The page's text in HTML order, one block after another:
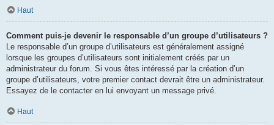
Haut
Comment puis-je devenir le responsable d’un groupe d’utilisateurs ?
Le responsable d’un groupe d’utilisateurs est généralement assigné
lorsque les groupes d’utilisateurs sont initialement créés par un
administrateur du forum. Si vous êtes intéressé par la création d’un
groupe d’utilisateurs, votre premier contact devrait être un administrateur.
Essayez de le contacter en lui envoyant un message privé.
Haut